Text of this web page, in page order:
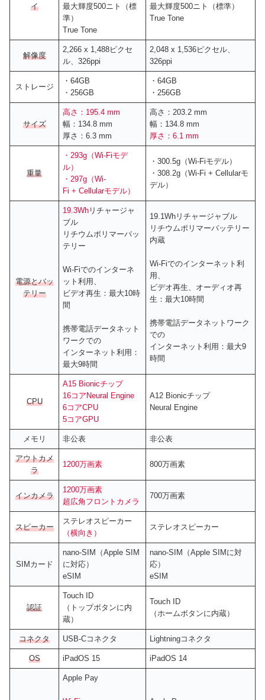
イ
最大輝度500ニト（標
準）
True Tone
最大輝度500ニト（標準）
True Tone
解像度
2,266 x 1,488ピクセ
ル、326ppi
2,048 x 1,536ピクセル、
326ppi
ストレージ
・64GB
・256GB
・64GB
・256GB
サイズ
高さ：195.4 mm
幅：134.8 mm
厚さ：6.3 mm
高さ：203.2 mm
幅：134.8 mm
厚さ：6.1 mm
重量
・293g（Wi-Fiモデ
ル）
・297g（Wi-
Fi + Cellularモデル）
・300.5g（Wi-Fiモデル）
・308.2g（Wi-Fi + Cellularモ
デル）
電源とバッ
テリー
19.3Wh リチャージャ
ブル
リチウムポリマーバッ
テリー
Wi-Fiでのインターネ
ット利用、
ビデオ再生：最大10時
間
携帯電話データネット
ワークでの
インターネット利用：
最大9時間
19.1Whリチャージャブル
リチウムポリマーバッテリー
内蔵
Wi-Fiでのインターネット利
用、
ビデオ再生、オーディオ再
生：最大10時間
携帯電話データネットワーク
での
インターネット利用：最大9
時間
CPU
A15 Bionicチップ
16コアNeural Engine
6コアCPU
5コアGPU
A12 Bionicチップ
Neural Engine
メモリ 非公表 非公表
アウトカメ
ラ
1200万画素 800万画素
インカメラ
1200万画素
超広角フロントカメラ
700万画素
スピーカー
ステレオスピーカー
（横向き）
ステレオスピーカー
SIMカード
nano-SIM（Apple SIM
に対応）
eSIM
nano-SIM（Apple SIMに対
応）
eSIM
認証
Touch ID
（トップボタンに内
蔵）
Touch ID
（ホームボタンに内蔵）
コネクタ USB-Cコネクタ Lightningコネクタ
OS iPadOS 15 iPadOS 14
Apple Pay